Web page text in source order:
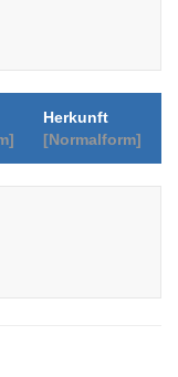
Herkunft
[Normalform]